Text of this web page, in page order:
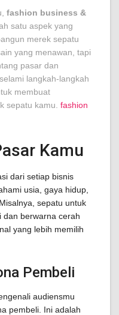
fashion business &
satu aspek yang
merek sepatu
yang menawan, tapi
pasar dan
langkah-langkah
membuat
sepatu kamu. fashion
Kamu
dari setiap bisnis
usia, gaya hidup,
sepatu untuk
dan berwarna cerah
yang lebih memilih
Pembeli
audiensmu
pembeli. Ini adalah